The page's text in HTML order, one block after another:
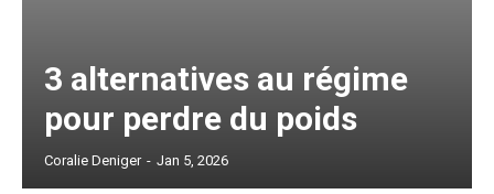
3 alternatives au régime
pour perdre du poids
Coralie Deniger - Jan 5, 2026